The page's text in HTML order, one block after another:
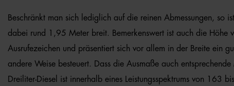
Beschränkt man sich lediglich auf die reinen Abmessungen, so
dabei rund 1,95 Meter breit. Bemerkenswert ist auch die Höhe
Ausrufezeichen und präsentiert sich vor allem in der Breite ein
andere Weise besteuert. Dass die Ausmaße auch
Dreiliter-Diesel ist innerhalb eines Leistungsspektrums von